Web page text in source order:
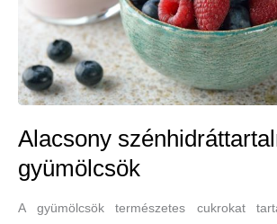
Alacsony
gyümölcsök
A gyümölcsök természetes cukrokat